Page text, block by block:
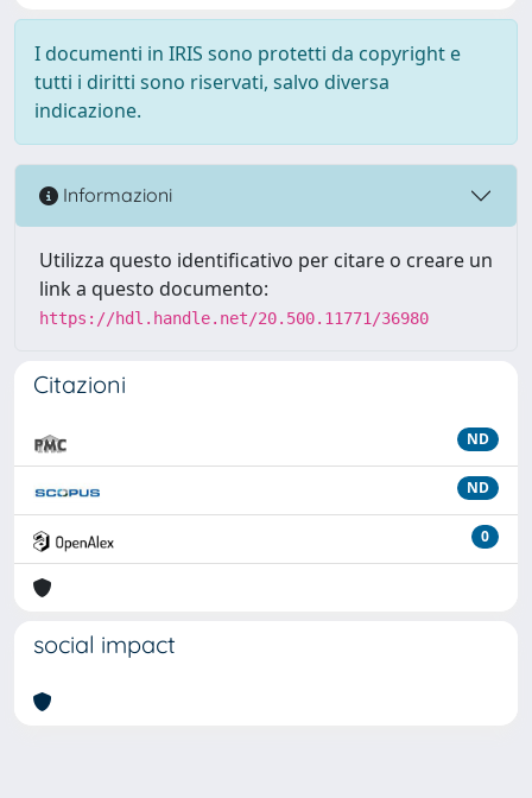
I documenti in IRIS sono protetti da copyright e
tutti i diritti sono riservati, salvo diversa
indicazione.
Informazioni
Utilizza questo identificativo per citare o creare un
link a questo documento:
https://hdl.handle.net/20.500.11771/36980
Citazioni
ND
ND
0
social impact